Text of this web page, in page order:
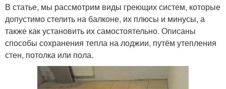
В статье, мы рассмотрим виды греющих систем, которые
допустимо стелить на балконе, их плюсы и минусы, а
также как установить их самостоятельно. Описаны
способы сохранения тепла на лоджии, путём утепления
стен, потолка или пола.